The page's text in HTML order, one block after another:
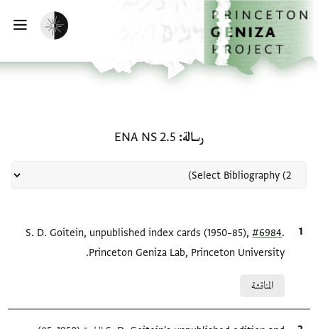
إلى المحتوى الرئيسي
الرئيسية
تفعيل الوضع المظلم
رسالة ENA NS 2.5
الاقتباس المرجعيS. D. Goitein, unpublished index cards (1950–85),#6984
Princeton Geniza Lab, Princeton University.
المناقشة